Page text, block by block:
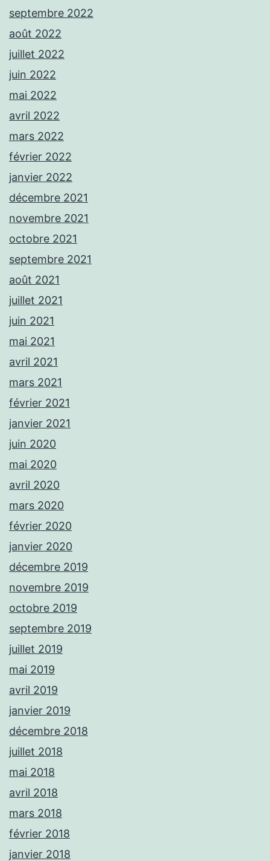
septembre 2022
août 2022
juillet 2022
juin 2022
mai 2022
avril 2022
mars 2022
février 2022
janvier 2022
décembre 2021
novembre 2021
octobre 2021
septembre 2021
août 2021
juillet 2021
juin 2021
mai 2021
avril 2021
mars 2021
février 2021
janvier 2021
juin 2020
mai 2020
avril 2020
mars 2020
février 2020
janvier 2020
décembre 2019
novembre 2019
octobre 2019
septembre 2019
juillet 2019
mai 2019
avril 2019
janvier 2019
décembre 2018
juillet 2018
mai 2018
avril 2018
mars 2018
février 2018
janvier 2018